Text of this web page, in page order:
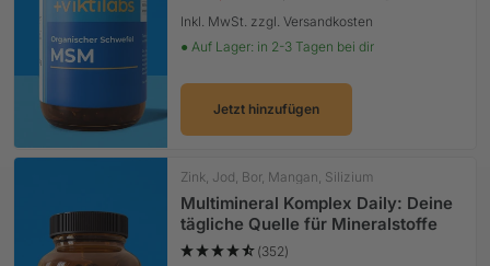
Inkl. MwSt. zzgl. Versandkosten
● Auf Lager: in 2-3 Tagen bei dir
Jetzt hinzufügen
Zink, Jod, Bor, Mangan, Silizium
Multimineral Komplex Daily: Deine
tägliche Quelle für Mineralstoffe
(352)